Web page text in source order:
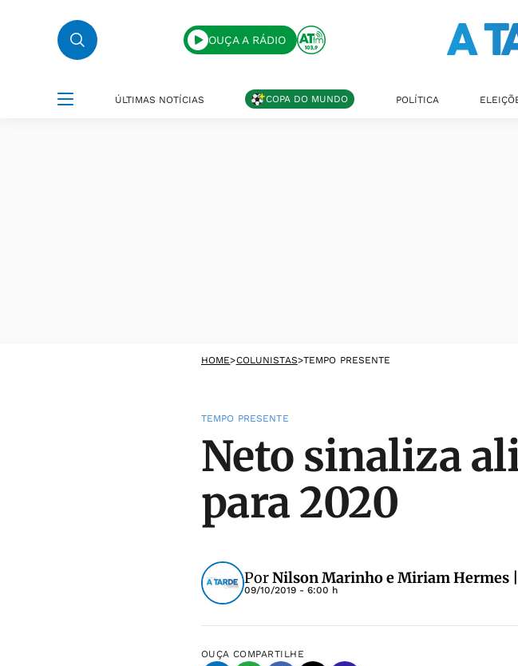
OUÇA A RÁDIO
ÚLTIMAS NOTÍCIAS COPA DO MUNDO POLÍTICA
HOME>COLUNISTAS>TEMPO PRESENTE
TEMPO PRESENTE
Neto sinaliza
para 2020
PorNilson Marinho e Miriam Hermes |
09/10/2019 - 6:00 h
OUÇA COMPARTILHE